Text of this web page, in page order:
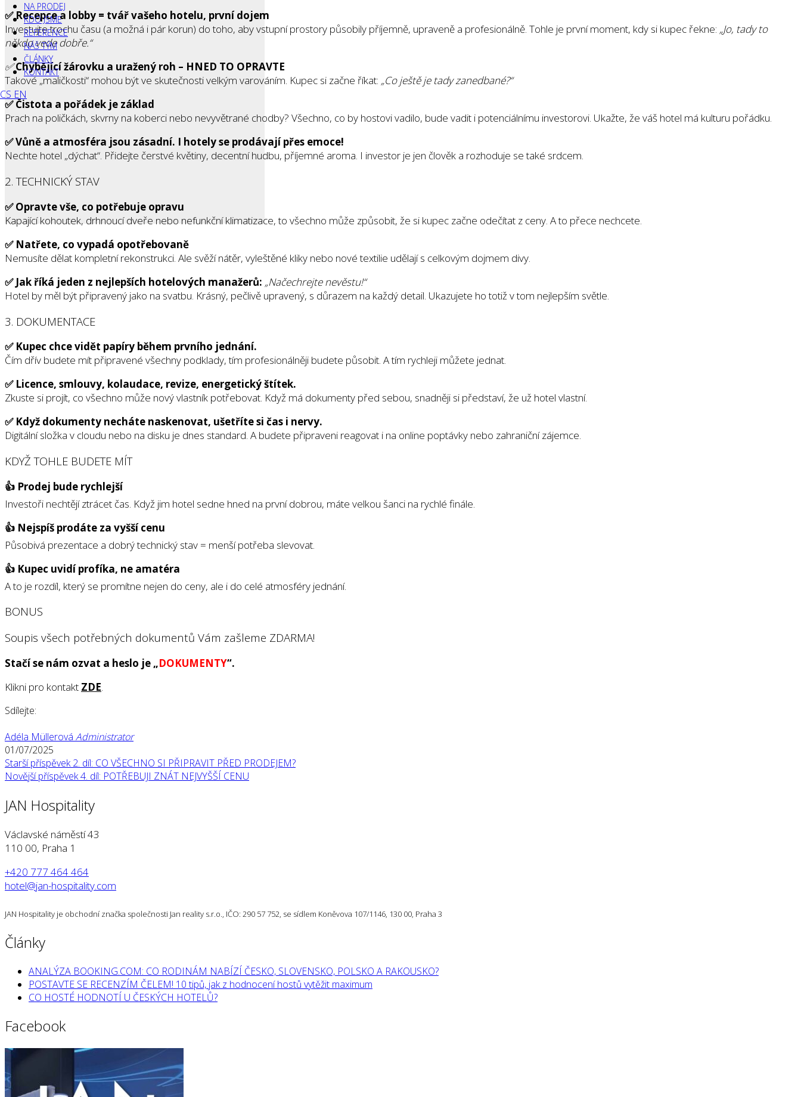
NA PRODEJ
KDO JSME
REFERENCE
NÁŠ TÝM
ČLÁNKY
KONTAKT
CS EN
✅ Recepce a lobby = tvář vašeho hotelu, první dojem
Investujte trochu času (a možná i pár korun) do toho, aby vstupní prostory působily příjemně, upraveně a profesionálně. Tohle je první moment, kdy si kupec řekne: „Jo, tady to
někdo vede dobře.“
✅Chybějící žárovku a uražený roh – HNED TO OPRAVTE
Takové „maličkosti“ mohou být ve skutečnosti velkým varováním. Kupec si začne říkat: „Co ještě je tady zanedbané?“
✅ Čistota a pořádek je základ
Prach na poličkách, skvrny na koberci nebo nevyvětrané chodby? Všechno, co by hostovi vadilo, bude vadit i potenciálnímu investorovi. Ukažte, že váš hotel má kulturu pořádku.
✅ Vůně a atmosféra jsou zásadní. I hotely se prodávají přes emoce!
Nechte hotel „dýchat“. Přidejte čerstvé květiny, decentní hudbu, příjemné aroma. I investor je jen člověk a rozhoduje se také srdcem.
2. TECHNICKÝ STAV
✅ Opravte vše, co potřebuje opravu
Kapající kohoutek, drhnoucí dveře nebo nefunkční klimatizace, to všechno může způsobit, že si kupec začne odečítat z ceny. A to přece nechcete.
✅ Natřete, co vypadá opotřebovaně
Nemusíte dělat kompletní rekonstrukci. Ale svěží nátěr, vyleštěné kliky nebo nové textilie udělají s celkovým dojmem divy.
✅ Jak říká jeden z nejlepších hotelových manažerů: „Načechrejte nevěstu!“
Hotel by měl být připravený jako na svatbu. Krásný, pečlivě upravený, s důrazem na každý detail. Ukazujete ho totiž v tom nejlepším světle.
3. DOKUMENTACE
✅ Kupec chce vidět papíry během prvního jednání.
Čím dřív budete mít připravené všechny podklady, tím profesionálněji budete působit. A tím rychleji můžete jednat.
✅ Licence, smlouvy, kolaudace, revize, energetický štítek.
Zkuste si projít, co všechno může nový vlastník potřebovat. Když má dokumenty před sebou, snadněji si představí, že už hotel vlastní.
✅ Když dokumenty necháte naskenovat, ušetříte si čas i nervy.
Digitální složka v cloudu nebo na disku je dnes standard. A budete připraveni reagovat i na online poptávky nebo zahraniční zájemce.
KDYŽ TOHLE BUDETE MÍT
👍 Prodej bude rychlejší
Investoři nechtějí ztrácet čas. Když jim hotel sedne hned na první dobrou, máte velkou šanci na rychlé finále.
👍 Nejspíš prodáte za vyšší cenu
Působivá prezentace a dobrý technický stav = menší potřeba slevovat.
👍 Kupec uvidí profíka, ne amatéra
A to je rozdíl, který se promítne nejen do ceny, ale i do celé atmosféry jednání.
BONUS
Soupis všech potřebných dokumentů Vám zašleme ZDARMA!
Stačí se nám ozvat a heslo je „DOKUMENTY“.
Klikni pro kontakt ZDE.
Sdílejte:
Adéla Müllerová Administrator
01/07/2025
Starší příspěvek2. díl: CO VŠECHNO SI PŘIPRAVIT PŘED PRODEJEM?
Novější příspěvek4. díl: POTŘEBUJI ZNÁT NEJVYŠŠÍ CENU
JAN Hospitality
Václavské náměstí 43
110 00, Praha 1
+420 777 464 464
hotel@jan-hospitality.com
JAN Hospitality je obchodní značka společnosti Jan reality s.r.o., IČO: 290 57 752, se sídlem Koněvova 107/1146, 130 00, Praha 3
Články
ANALÝZA BOOKING.COM: CO RODINÁM NABÍZÍ ČESKO, SLOVENSKO, POLSKO A RAKOUSKO?
POSTAVTE SE RECENZÍM ČELEM! 10 tipů, jak z hodnocení hostů vytěžit maximum
CO HOSTÉ HODNOTÍ U ČESKÝCH HOTELŮ?
Facebook